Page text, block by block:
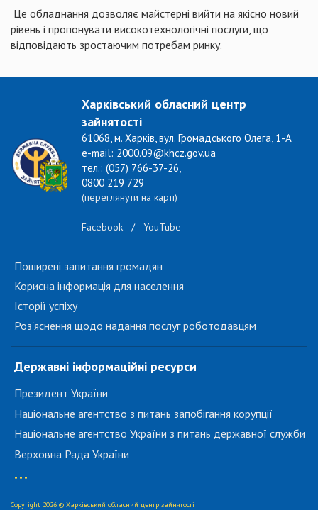
Це обладнання дозволяє майстерні вийти на якісно новий
рівень і пропонувати високотехнологічні послуги, що
відповідають зростаючим потребам ринку.
Харківський обласний центр
зайнятості
61068, м. Харків, вул. Громадського Олега, 1-А
e-mail: 2000.09@khcz.gov.ua
тел.: (057) 766-37-26,
0800 219 729
(переглянути на карті)
Facebook / YouTube
Поширені запитання громадян
Корисна інформація для населення
Історії успіху
Роз'яснення щодо надання послуг роботодавцям
Державні інформаційні ресурси
Президент України
Національне агентство з питань запобігання корупції
Національне агентство України з питань державної служби
Верховна Рада України
...
Copyright 2026 © Харківський обласний центр зайнятості